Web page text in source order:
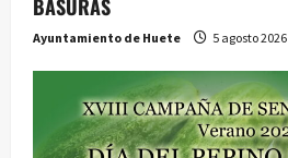
d
a
BASURAS
Ayuntamiento de Huete 5 agosto 2026